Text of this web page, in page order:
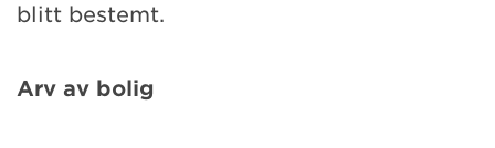
blitt bestemt.
Arv av bolig